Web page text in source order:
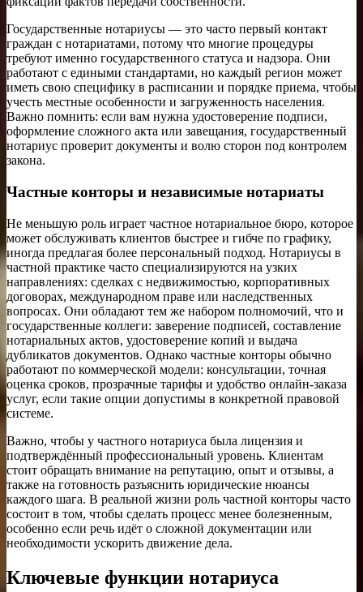
Государственные нотариусы — это часто первый контакт
граждан с нотариатами, потому что многие процедуры
требуют именно государственного статуса и надзора. Они
работают с едиными стандартами, но каждый регион может
иметь свою специфику в расписании и порядке приема, чтобы
учесть местные особенности и загруженность населения.
Важно помнить: если вам нужна удостоверение подписи,
оформление сложного акта или завещания, государственный
нотариус проверит документы и волю сторон под контролем
закона.
Частные конторы и независимые нотариаты
Не меньшую роль играет частное нотариальное бюро, которое
может обслуживать клиентов быстрее и гибче по графику,
иногда предлагая более персональный подход. Нотариусы в
частной практике часто специализируются на узких
направлениях: сделках с недвижимостью, корпоративных
договорах, международном праве или наследственных
вопросах. Они обладают тем же набором полномочий, что и
государственные коллеги: заверение подписей, составление
нотариальных актов, удостоверение копий и выдача
дубликатов документов. Однако частные конторы обычно
работают по коммерческой модели: консультации, точная
оценка сроков, прозрачные тарифы и удобство онлайн-заказа
услуг, если такие опции допустимы в конкретной правовой
системе.
Важно, чтобы у частного нотариуса была лицензия и
подтверждённый профессиональный уровень. Клиентам
стоит обращать внимание на репутацию, опыт и отзывы, а
также на готовность разъяснить юридические нюансы
каждого шага. В реальной жизни роль частной конторы часто
состоит в том, чтобы сделать процесс менее болезненным,
особенно если речь идёт о сложной документации или
необходимости ускорить движение дела.
Ключевые функции нотариуса